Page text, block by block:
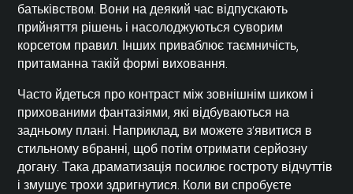
батьківством. Вони на деякий час відпускають
прийняття рішень і насолоджуються суворим
корсетом правил. Інших приваблює таємничість,
притаманна такій формі виховання.
Часто йдеться про контраст між зовнішнім шиком і
прихованими фантазіями, які відбуваються на
задньому плані. Наприклад, ви можете з’явитися в
стильному вбранні, щоб потім отримати серйозну
догану. Така драматизація посилює гостроту відчуттів
і змушує трохи здригнутися. Коли ви спробуєте